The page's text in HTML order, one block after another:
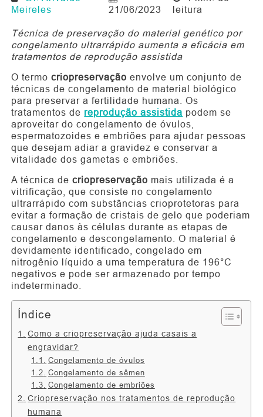
Meireles
21/06/2023
leitura
Técnica de preservação do material genético por
congelamento ultrarrápido aumenta a eficácia em
tratamentos de reprodução assistida
O termocriopreservação envolve um conjunto de
técnicas de congelamento de material biológico
para preservar a fertilidade humana. Os
tratamentos de reprodução assistida podem se
aproveitar do congelamento de óvulos,
espermatozoides e embriões para ajudar pessoas
que desejam adiar a gravidez e conservar a
vitalidade dos gametas e embriões.
A técnica decriopreservação mais utilizada é a
vitrificação, que consiste no congelamento
ultrarrápido com substâncias crioprotetoras para
evitar a formação de cristais de gelo que poderiam
causar danos às células durante as etapas de
congelamento e descongelamento. O material é
devidamente identificado, congelado em
nitrogênio líquido a uma temperatura de 196°C
negativos e pode ser armazenado por tempo
indeterminado.
Índice
Como a criopreservação ajuda casais a
engravidar?
Congelamento de óvulos
Congelamento de sêmen
Congelamento de embriões
Criopreservação nos tratamentos de reprodução
humana